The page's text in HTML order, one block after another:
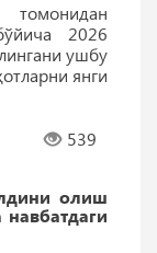
2026
ушбу
янги
539
олиш